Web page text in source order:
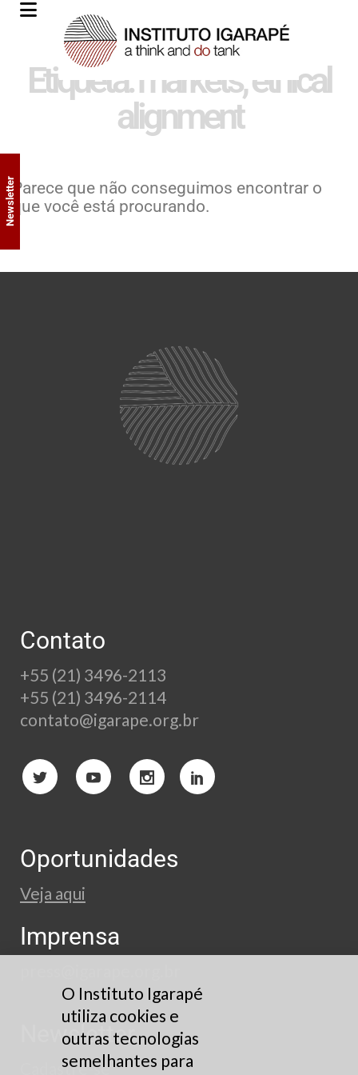
Etiqueta: markets; ethical
alignment
Parece que não conseguimos encontrar o
que você está procurando.
Contato
+55 (21) 3496-2113
+55 (21) 3496-2114
contato@igarape.org.br
Oportunidades
Veja aqui
Imprensa
Newsletter
Cadastre-se
Newsletter
O Instituto Igarapé
utiliza cookies e
outras tecnologias
semelhantes para